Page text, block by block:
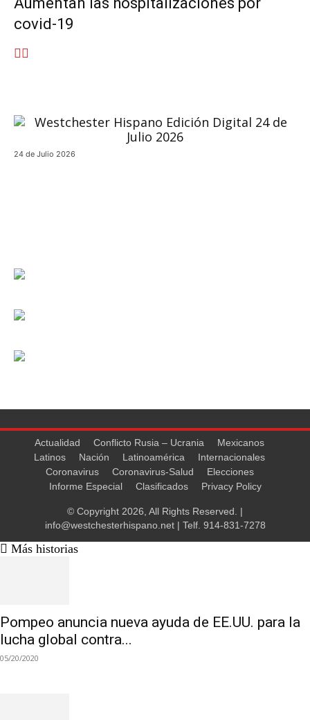
covid-19
24 de Julio 2026
Actualidad Conflicto Rusia – Ucrania
Mexicanos
Latinos
Nación Latinoamérica
Internacionales
Coronavirus
Coronavirus-Salud
Elecciones
Informe Especial
Clasificados Privacy Policy
© Copyright 2026, All Rights Reserved. |
info@westchesterhispano.net| Telf. 914-831-7278
Más historias
Pompeo anuncia nueva ayuda de EE.UU. para la
lucha global contra...
05/20/2020